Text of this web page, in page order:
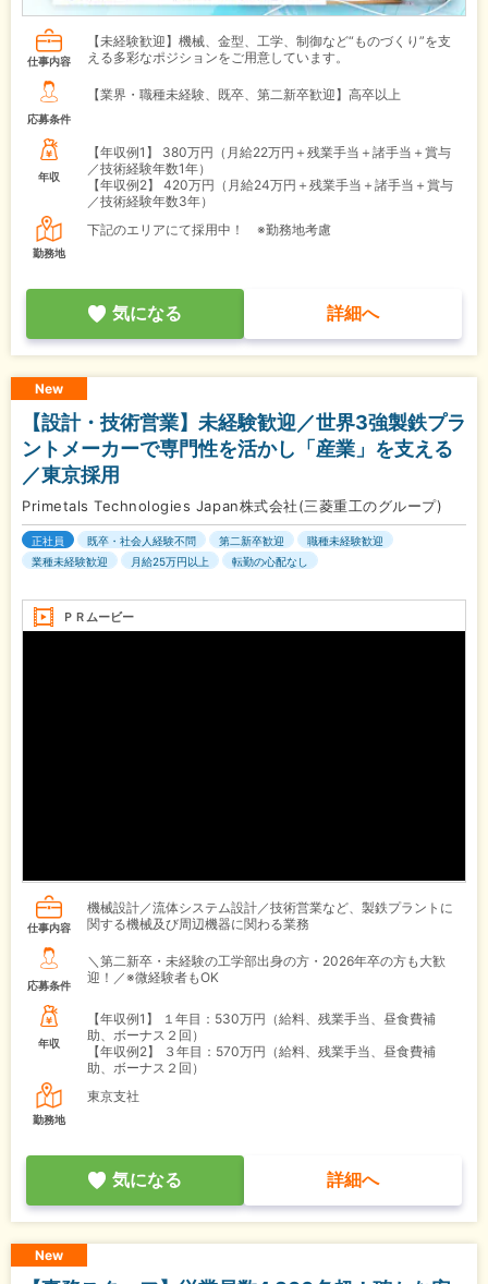
仕事内容
【未経験歓迎】機械、金型、工学、制御など“ものづくり”を支
える多彩なポジションをご用意しています。
応募条件
【業界・職種未経験、既卒、第二新卒歓迎】高卒以上
年収
【年収例1】
380万円（月給22万円＋残業手当＋諸手当＋賞与
／技術経験年数1年）
【年収例2】
420万円（月給24万円＋残業手当＋諸手当＋賞与
／技術経験年数3年）
勤務地
下記のエリアにて採用中！ ※勤務地考慮
気になる 詳細へ
New
【設計・技術営業】未経験歓迎／世界3強製鉄プラ
ントメーカーで専門性を活かし「産業」を支える
／東京採用
Primetals Technologies Japan株式会社(三菱重工のグループ)
正社員 既卒・社会人経験不問 第二新卒歓迎
職種未経験歓迎
業種未経験歓迎
月給25万円以上 転勤の心配なし
ＰＲムービー
仕事内容
機械設計／流体システム設計／技術営業など、製鉄プラントに
関する機械及び周辺機器に関わる業務
応募条件
＼第二新卒・未経験の工学部出身の方・2026年卒の方も大歓
迎！／※微経験者もOK
年収
【年収例1】
１年目：530万円（給料、残業手当、昼食費補
助、ボーナス２回）
【年収例2】
３年目：570万円（給料、残業手当、昼食費補
助、ボーナス２回）
勤務地
東京支社
気になる 詳細へ
New